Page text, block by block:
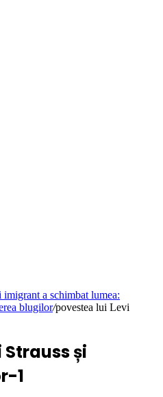
a schimbat lumea:
blugilor/povestea lui Levi
și
1